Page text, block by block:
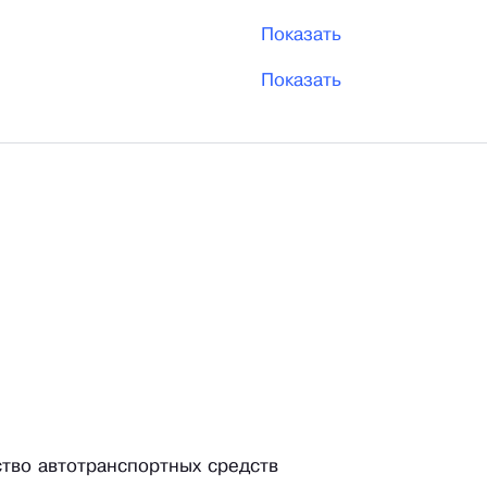
Показать
Показать
автотранспортных средств